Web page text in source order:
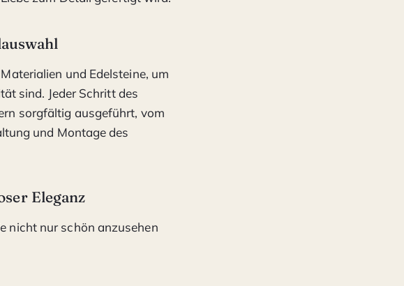
und Edelsteine, um
sind. Jeder Schritt des
sorgfältig ausgeführt, vom
und Montage des
Eleganz
nicht nur schön anzusehen